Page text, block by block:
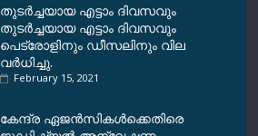
തുടര്‍ച്ചയായ എട്ടാം ദിവസവും
തുടര്‍ച്ചയായ എട്ടാം ദിവസവും
പെട്രോളിനും ഡീസലിനും വില
വര്‍ധിച്ചു.
February 15, 2021
കേന്ദ്ര ഏജൻസികൾക്കെതിരെ